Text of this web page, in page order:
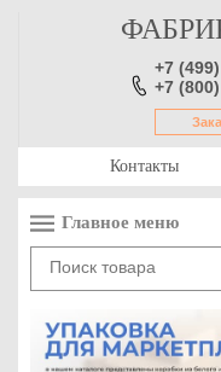
+7
+7
Контакты
Главное меню